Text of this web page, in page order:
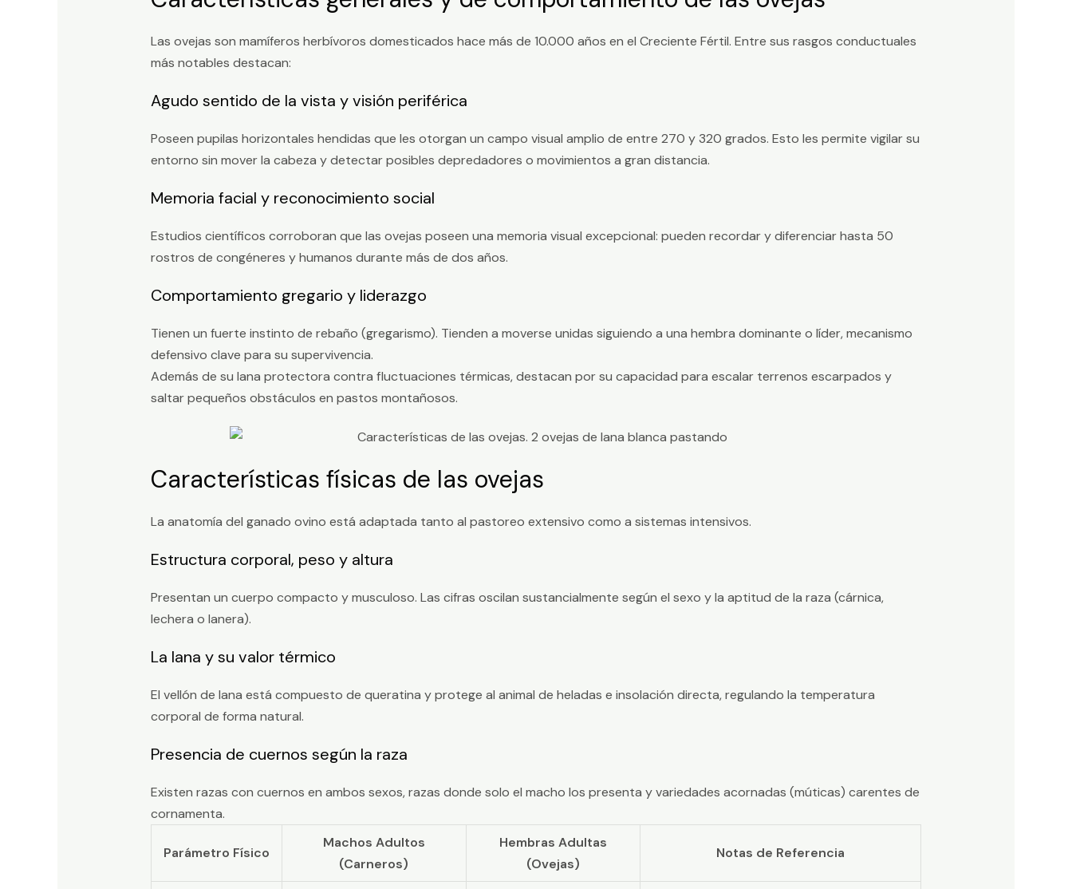
Las ovejas son mamíferos herbívoros domesticados hace más de 10.000 años en el Creciente Fértil. Entre sus rasgos conductuales
más notables destacan:
Agudo sentido de la vista y visión periférica
Poseen pupilas horizontales hendidas que les otorgan un campo visual amplio de entre 270 y 320 grados. Esto les permite vigilar su
entorno sin mover la cabeza y detectar posibles depredadores o movimientos a gran distancia.
Memoria facial y reconocimiento social
Estudios científicos corroboran que las ovejas poseen una memoria visual excepcional: pueden recordar y diferenciar hasta 50
rostros de congéneres y humanos durante más de dos años.
Comportamiento gregario y liderazgo
Tienen un fuerte instinto de rebaño (gregarismo). Tienden a moverse unidas siguiendo a una hembra dominante o líder, mecanismo
defensivo clave para su supervivencia.
Además de su lana protectora contra fluctuaciones térmicas, destacan por su capacidad para escalar terrenos escarpados y
saltar pequeños obstáculos en pastos montañosos.
Características físicas de las ovejas
La anatomía del ganado ovino está adaptada tanto al pastoreo extensivo como a sistemas intensivos.
Estructura corporal, peso y altura
Presentan un cuerpo compacto y musculoso. Las cifras oscilan sustancialmente según el sexo y la aptitud de la raza (cárnica,
lechera o lanera).
La lana y su valor térmico
El vellón de lana está compuesto de queratina y protege al animal de heladas e insolación directa, regulando la temperatura
corporal de forma natural.
Presencia de cuernos según la raza
Existen razas con cuernos en ambos sexos, razas donde solo el macho los presenta y variedades acornadas (múticas) carentes de
cornamenta.
Parámetro Físico
Machos Adultos
(Carneros)
Hembras Adultas
(Ovejas)
Notas de Referencia